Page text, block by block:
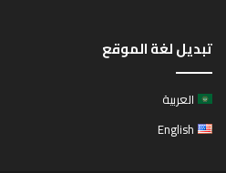
تبديل لغة الموقع
العربية
English